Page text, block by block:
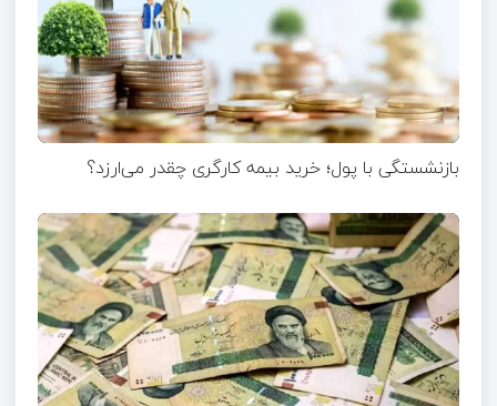
بازنشستگی با پول؛ خرید بیمه کارگری چقدر می‌ارزد؟